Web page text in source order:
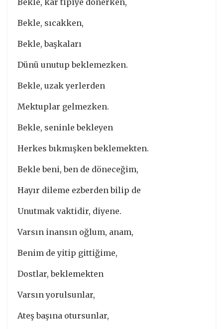
Bekle, sıcakken,
Bekle, başkaları
Dünü unutup beklemezken.
Bekle, uzak yerlerden
Mektuplar gelmezken.
Bekle, seninle bekleyen
Herkes bıkmışken beklemekten.
Bekle beni, ben de döneceğim,
Hayır dileme ezberden bilip de
Unutmak vaktidir, diyene.
Varsın inansın oğlum, anam,
Benim de yitip gittiğime,
Dostlar, beklemekten
Varsın yorulsunlar,
Ateş başına otursunlar,